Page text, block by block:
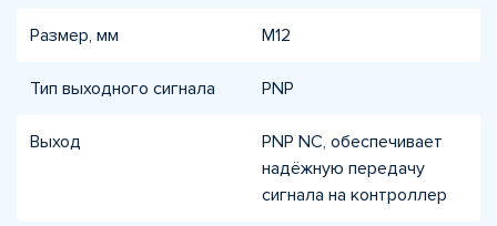
Размер, мм М12
Тип выходного сигнала PNP
Выход
PNP NC, обеспечивает
надёжную передачу
сигнала на контроллер